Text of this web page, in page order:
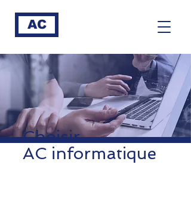
AC
Choisir
AC informatique